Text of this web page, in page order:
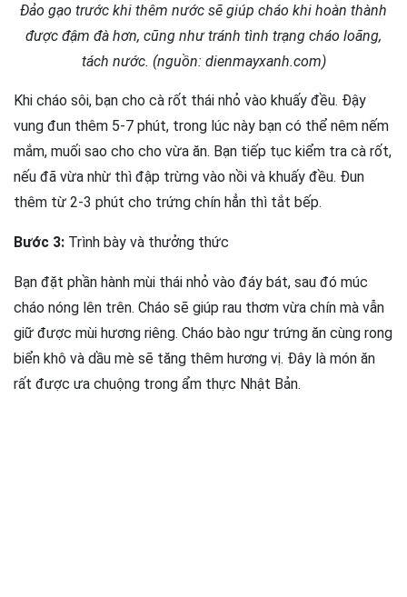
Đảo gạo trước khi thêm nước sẽ giúp cháo khi hoàn thành
được đậm đà hơn, cũng như tránh tình trạng cháo loãng,
tách nước. (nguồn: dienmayxanh.com)
Khi cháo sôi, bạn cho cà rốt thái nhỏ vào khuấy đều. Đậy
vung đun thêm 5-7 phút, trong lúc này bạn có thể nêm nếm
mắm, muối sao cho cho vừa ăn. Bạn tiếp tục kiểm tra cà rốt,
nếu đã vừa nhừ thì đập trừng vào nồi và khuấy đều. Đun
thêm từ 2-3 phút cho trứng chín hẳn thì tắt bếp.
Bước 3: Trình bày và thưởng thức
Bạn đặt phần hành mùi thái nhỏ vào đáy bát, sau đó múc
cháo nóng lên trên. Cháo sẽ giúp rau thơm vừa chín mà vẫn
giữ được mùi hương riêng. Cháo bào ngư trứng ăn cùng rong
biển khô và dầu mè sẽ tăng thêm hương vị. Đây là món ăn
rất được ưa chuộng trong ẩm thực Nhật Bản.